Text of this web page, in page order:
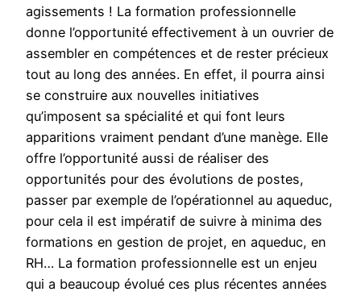
agissements ! La formation professionnelle
donne l’opportunité effectivement à un ouvrier de
assembler en compétences et de rester précieux
tout au long des années. En effet, il pourra ainsi
se construire aux nouvelles initiatives
qu’imposent sa spécialité et qui font leurs
apparitions vraiment pendant d’une manège. Elle
offre l’opportunité aussi de réaliser des
opportunités pour des évolutions de postes,
passer par exemple de l’opérationnel au aqueduc,
pour cela il est impératif de suivre à minima des
formations en gestion de projet, en aqueduc, en
RH… La formation professionnelle est un enjeu
qui a beaucoup évolué ces plus récentes années